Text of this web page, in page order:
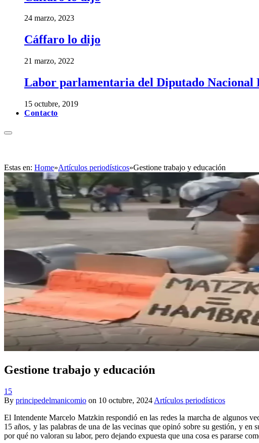
24 marzo, 2023
Cáffaro lo dijo
21 marzo, 2022
Labor parlamentaria del Diputado Nacional
15 octubre, 2019
Contacto
Estas en: Home»Artículos periodísticos»Gestione trabajo y educación
Gestione trabajo y educación
15
By principedelmanicomio on 10 octubre, 2024 Artículos periodísticos
El Intendente Marcelo Matzkin respondió en las redes la marcha de algunos
15 años, y las palabras de una de las vecinas que opinó sobre su gestión, y
por qué no valoran su labor, pero dejando expuesta que una cosa es pararse